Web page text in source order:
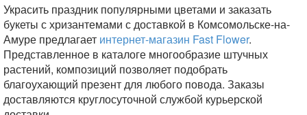
Украсить праздник популярными цветами и заказать
букеты с хризантемами с доставкой в Комсомольске-на-
Амуре предлагает интернет-магазин Fast Flower.
Представленное в каталоге многообразие штучных
растений, композиций позволяет подобрать
благоухающий презент для любого повода. Заказы
доставляются круглосуточной службой курьерской